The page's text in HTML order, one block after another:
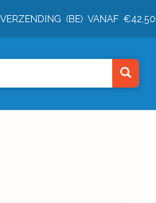
(BE) VANAF €42,50